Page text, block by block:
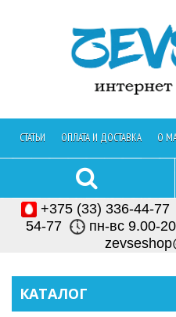
СТАТЬИ ОПЛАТА И ДОСТАВКА О
+375 (33) 336-44-77
54-77
пн-вс 9.00-
КАТАЛОГ